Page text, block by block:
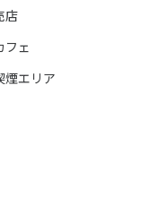
店
フェ
煙エリア